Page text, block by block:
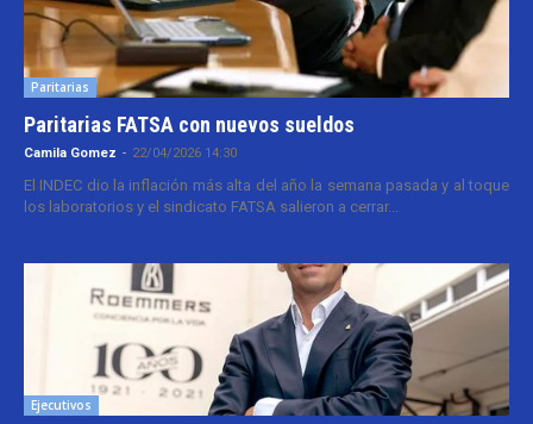
Paritarias
Paritarias FATSA con nuevos sueldos
Camila Gomez - 22/04/2026 14:30
El INDEC dio la inflación más alta del año la semana pasada y al toque
los laboratorios y el sindicato FATSA salieron a cerrar...
Ejecutivos